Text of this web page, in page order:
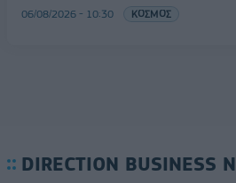
06/08/2026 - 10:30 ΚΟΣΜΟΣ
DIRECTION BUSINESS